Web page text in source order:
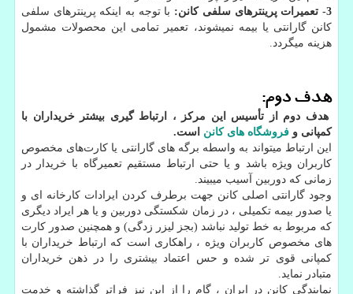
3- تعمیرات پرینترهای سلفی کانن:
با توجه به اینکه پرینترهای سلفی
کانن گارانتی یا بیمه نمیشوند، تعمیر تمامی این محصولات مشمول
هزینه میگردد.
هدف دوم:
هدف دوم از تأسیس این مرکز ، ارتباط گیری بیشتر خریداران با
کمپانی و فروشگاه های کانن است.
این ارتباط میتواند به واسطه برگه های گارانتی یا کارت‌های مخصوص
کاربران ویژه باشد و یا حتی ارتباط مستقیم تعمیرگاه با خریدار در
زمانی که دوربین آسیب میبیند.
وجود گارانتی اصلی کانن جهت برطرف کردن ایرادات کارخانه ای و
یا صدور بیمه تکمیلی ، در زمان شکستگی دوربین و یا هر ایراد دیگری
که مربوط به خط تولید نباشد (بجز لیزر زدگی) و همچنین صدور کارت
های مخصوص کاربران ویژه ، راهکاری است که ارتباط خریداران با
کمپانی قوی تر شده و حس اعتماد بیشتری را در ذهن خریداران
متبادر نماید.
نمایندگی کانن در ایران ، گام را از این نیز فراتر گذاشته و خدمت